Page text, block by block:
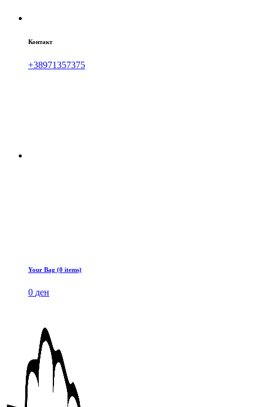
Контакт
+38971357375
Your Bag (0 items)
0 ден